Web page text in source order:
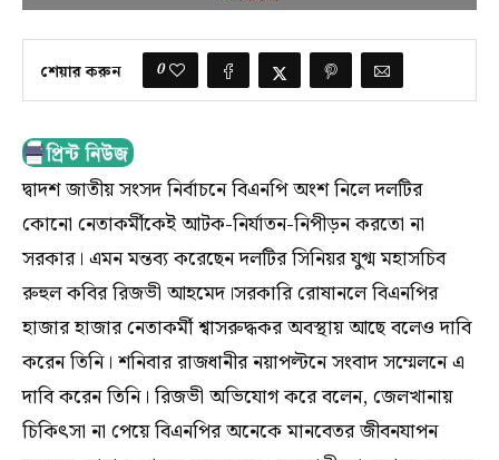
শেয়ার করুন 0
দ্বাদশ জাতীয় সংসদ নির্বাচনে বিএনপি অংশ নিলে দলটির
কোনো নেতাকর্মীকেই আটক-নির্যাতন-নিপীড়ন করতো না
সরকার। এমন মন্তব্য করেছেন দলটির সিনিয়র যুগ্ম মহাসচিব
রুহুল কবির রিজভী আহমেদ।সরকারি রোষানলে বিএনপির
হাজার হাজার নেতাকর্মী শ্বাসরুদ্ধকর অবস্থায় আছে বলেও দাবি
করেন তিনি। শনিবার রাজধানীর নয়াপল্টনে সংবাদ সম্মেলনে এ
দাবি করেন তিনি। রিজভী অভিযোগ করে বলেন, জেলখানায়
চিকিৎসা না পেয়ে বিএনপির অনেকে মানবেতর জীবনযাপন